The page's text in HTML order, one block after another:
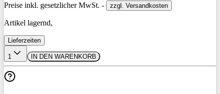
Preise inkl. gesetzlicher MwSt. - zzgl. Versandkosten
Artikel lagernd,
Lieferzeiten
1 IN DEN WARENKORB